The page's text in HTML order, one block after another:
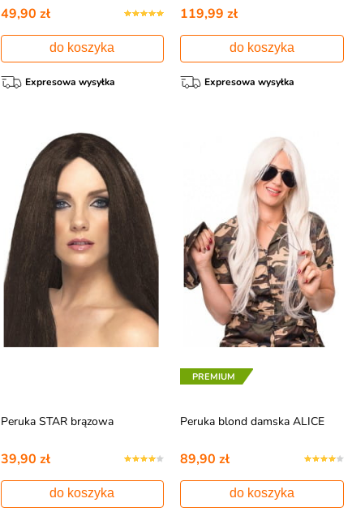
49,90 zł
do koszyka
Expresowa wysyłka
119,99 zł
do koszyka
Expresowa wysyłka
Peruka STAR brązowa
39,90 zł
do koszyka
PREMIUM
Peruka blond damska ALICE
89,90 zł
do koszyka